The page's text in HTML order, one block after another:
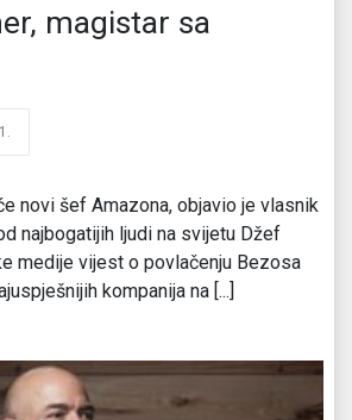
magistar sa
novi šef Amazona, objavio je vlasnik
najbogatijih ljudi na svijetu Džef
medije vijest o povlačenju Bezosa
kompanija na [...]